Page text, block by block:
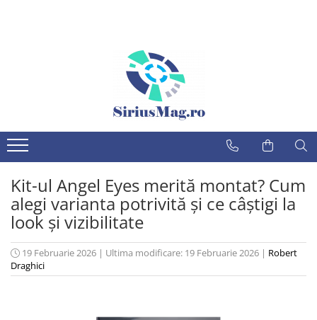
Citroen
Dacia
Fiat
Ford
Honda
Hyundai
Jaguar
Semnalizatoare led
Proiectoare LED
Lampi perimetru
Alte accesorii led
Xenon auto
Becuri faza scurta/faza lunga
Lampi iluminare numar
Inmatriculare cu led
Kit-ul Angel Eyes merită montat? Cum
alegi varianta potrivită și ce câștigi la
look și vizibilitate
19 Februarie 2026 | Ultima modificare: 19 Februarie 2026 | Robert
Draghici